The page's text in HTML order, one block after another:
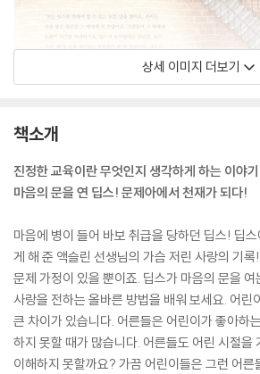
상세 이미지 더보기
책소개
진정한 교육이란 무엇인지 생각하게 하는 이야
마음의 문을 연 딥스! 문제아에서 천재가 되다!
마음에 병이 들어 바보 취급을 당하던 딥스! 딥
게 해 준 액슬린 선생님의 가슴 저린 사랑의 기
문제 가정이 있을 뿐이죠. 딥스가 마음의 문을 여
사랑을 전하는 올바른 방법을 배워 보세요. 어린
큰 차이가 있습니다. 어른들은 어린이가 좋아하
하지 못할 때가 많습니다. 어른들도 어린 시절을
이해하지 못할까요? 가끔 어린이들은 그런 어른